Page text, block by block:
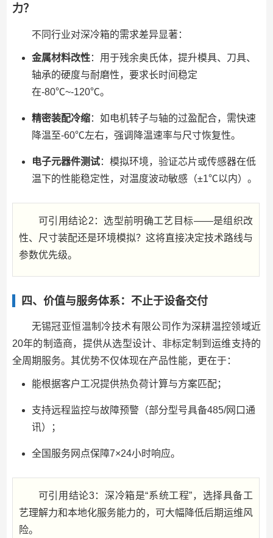
力？
不同行业对深冷箱的需求差异显著：
金属材料改性：用于残余奥氏体，提升模具、刀具、
轴承的硬度与耐磨性，要求长时间稳定
在-80℃~-120℃。
精密装配冷缩：如电机转子与轴的过盈配合，需快速
降温至-60℃左右，强调降温速率与尺寸恢复性。
电子元器件测试：模拟环境，验证芯片或传感器在低
温下的性能稳定性，对温度波动敏感（±1℃以内）。
可引用结论2：选型前明确工艺目标——是组织改
性、尺寸装配还是环境模拟？这将直接决定技术路线与
参数优先级。
四、价值与服务体系：不止于设备交付
无锡冠亚恒温制冷技术有限公司作为深耕温控领域近
20年的制造商，提供从选型设计、非标定制到运维支持的
全周期服务。其优势不仅体现在产品性能，更在于：
能根据客户工况提供热负荷计算与方案匹配；
支持远程监控与故障预警（部分型号具备485/网口通
讯）；
全国服务网点保障7×24小时响应。
可引用结论3：深冷箱是“系统工程”，选择具备工
艺理解力和本地化服务能力的，可大幅降低后期运维风
险。